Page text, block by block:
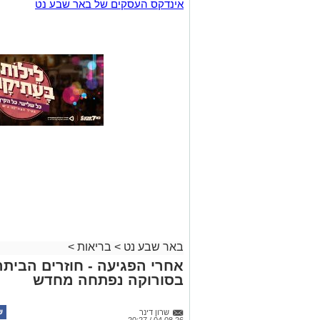
אינדקס העסקים של באר שבע נט
באר שבע נט > בריאות >
אחרי הפגיעה - חוזרים
בסורוקה נפתחה מחדש
שרון דינר